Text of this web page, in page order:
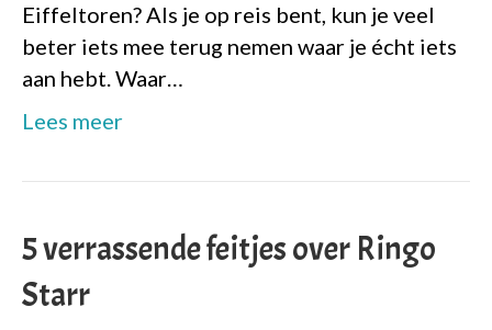
Eiffeltoren? Als je op reis bent, kun je veel
beter iets mee terug nemen waar je écht iets
aan hebt. Waar…
Lees meer
5 verrassende feitjes over Ringo
Starr